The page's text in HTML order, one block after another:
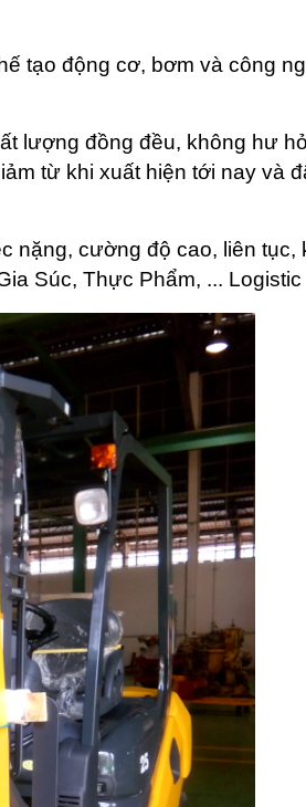
tạo động cơ, bơm và công
lượng đồng đều, không hư
từ khi xuất hiện tới nay và
nặng, cường độ cao, liên tục,
Súc, Thực Phẩm, ... Logistic